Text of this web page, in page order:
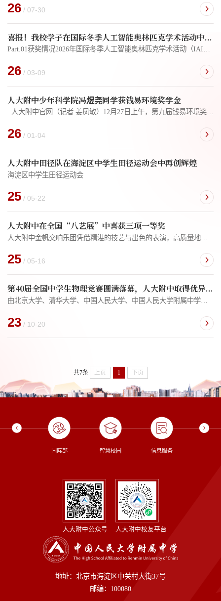
26 / 07-30
26 / 03-09
喜报！我校学子在国际冬季人工智能奥林匹克学术活动中斩获金牌
Part.01获奖情况2026年国际冬季人工智能奥林匹克学术活动（IAIO），于当地时间2月27日，在斯洛文尼亚首都卢布尔雅圆满落幕。我校早培八年级侯沐阳同学作为中国代表队4名成员之一，随队首次出征便不负众望，凭借扎实的专业功底、灵活的创新思维，在赛事中从容发挥，斩获1枚金牌（Top3），展现了我校学子的卓越风采。连同其他3名同学所获的金牌及两项荣誉提名奖，中国代表队以全员获奖的亮眼战绩，彰显了中国青少年的AI力量，赢得主办方高度赞誉与全球同行的热烈祝贺。...
26 / 01-04
人大附中少年科学院冯煜尧同学获钱易环境奖学金
人大附中官网（记者 姜凤敏）12月27日上午，第九届钱易环境奖学金获奖者学术成果报告与颁奖会在清华大学环境学院举行。我校少年科学院初二3班冯煜尧同学获奖并作为中学生代表发言。冯煜尧同学作为中学生代表发言 冯煜尧积极投身校内外环保科技实践，针对生活中的环境痛点开展系列研究：外卖零餐具的调研直击一次性餐具浪费与污染难题，为绿色消费提供数据支撑；节水洗漱台的发明，以可推广性强的创意设计，为家庭、社区日常节水提供实用方案；...
25 / 05-22
人大附中田径队在海淀区中学生田径运动会中再创辉煌
海淀区中学生田径运动会
25 / 05-16
人大附中在全国“八艺展”中喜获三项一等奖
23 / 10-20
第40届全国中学生物理竞赛圆满落幕，人大附中取得优异成绩
共7条 上页 1 下页
国际部 智慧校园 信息服务
人大附中公众号 人大附中校友平台
地址：北京市海淀区中关村大街37号
邮编：100080